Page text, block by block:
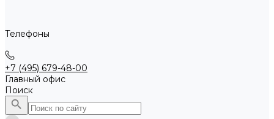
Телефоны
+7 (495) 679-48-00
Главный офис
Поиск